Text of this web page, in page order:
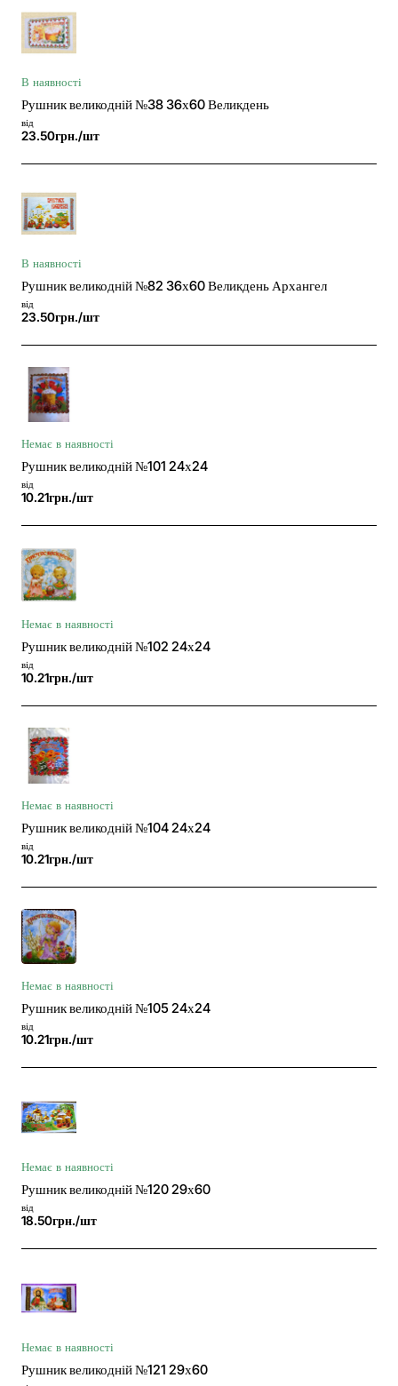
В наявності
Рушник великодній №38 36х60 Великдень
від
23.50грн./шт
В наявності
Рушник великодній №82 36х60 Великдень Архангел
від
23.50грн./шт
Немає в наявності
Рушник великодній №101 24х24
від
10.21грн./шт
Немає в наявності
Рушник великодній №102 24х24
від
10.21грн./шт
Немає в наявності
Рушник великодній №104 24х24
від
10.21грн./шт
Немає в наявності
Рушник великодній №105 24х24
від
10.21грн./шт
Немає в наявності
Рушник великодній №120 29х60
від
18.50грн./шт
Немає в наявності
Рушник великодній №121 29х60